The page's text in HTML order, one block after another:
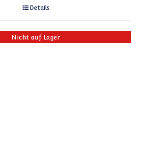
Details
Nicht auf Lager